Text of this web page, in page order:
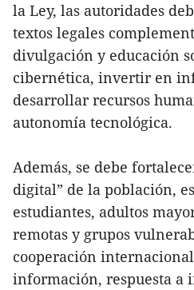
la Ley, las autoridades
textos legales
divulgación y educación
cibernética, invertir en
desarrollar recursos
autonomía tecnológica.
Además, se debe
digital” de la población,
estudiantes, adultos
remotas y grupos
cooperación
información, respuesta a